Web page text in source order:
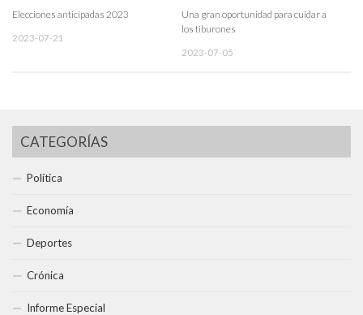
Elecciones anticipadas 2023
2023-07-21
Una gran oportunidad para cuidar a
los tiburones
2023-07-05
CATEGORÍAS
Política
Economía
Deportes
Crónica
Informe Especial